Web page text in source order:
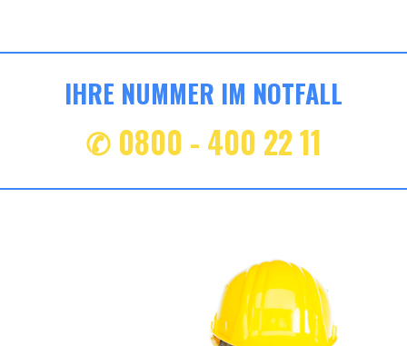
IHRE NUMMER IM NOTFALL
✆ 0800 - 400 22 11